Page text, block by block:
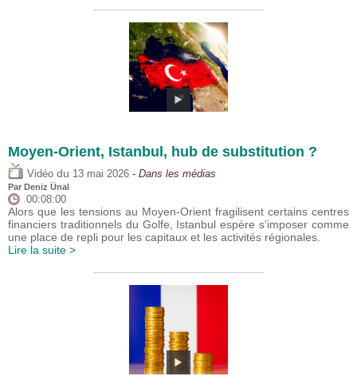
Moyen-Orient, Istanbul, hub de substitution ?
Vidéo du 13 mai 2026 - Dans les médias
Par Deniz Ünal
00:08:00
Alors que les tensions au Moyen-Orient fragilisent certains centres
financiers traditionnels du Golfe, Istanbul espère s’imposer comme
une place de repli pour les capitaux et les activités régionales.
Lire la suite >